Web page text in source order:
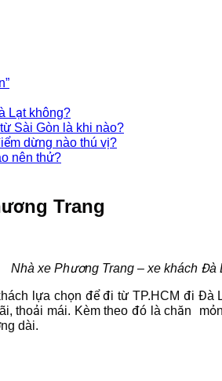
Lạt không?
Sài Gòn là khi nào?
dừng nào thú vị?
nên thử?
Trang
Nhà xe Phương Trang – xe khách Đà
lựa chọn để đi từ TP.HCM đi Đà
thoải mái. Kèm theo đó là chăn
dài.